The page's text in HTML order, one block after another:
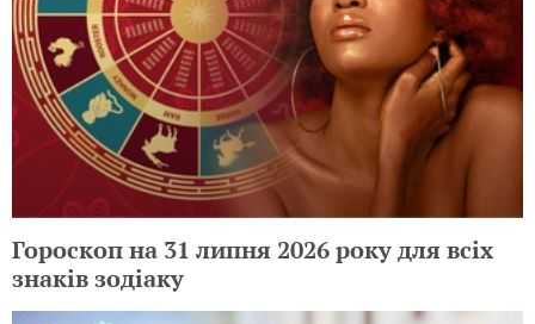
Гороскоп на 31 липня 2026 року для всіх
знаків зодіаку